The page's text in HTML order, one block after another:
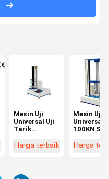
Mesin Uji
Universal Uji
Tarik
0,5 ~
Harga terbaik
Mesin Uji
Universal
100KN
kekuatan
Harga